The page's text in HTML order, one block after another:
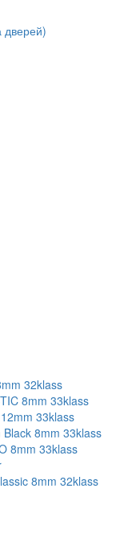
32klass
8mm 33klass
33klass
8mm 33klass
8mm 33klass
8mm 32klass